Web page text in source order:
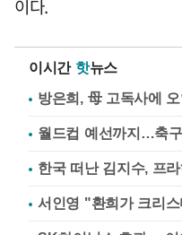
이다.
이시간 핫뉴스
방은희, 母 고독사에
월드컵 예선까지…축
한국 떠난 김지수, 프
서인영 "환희가 크리